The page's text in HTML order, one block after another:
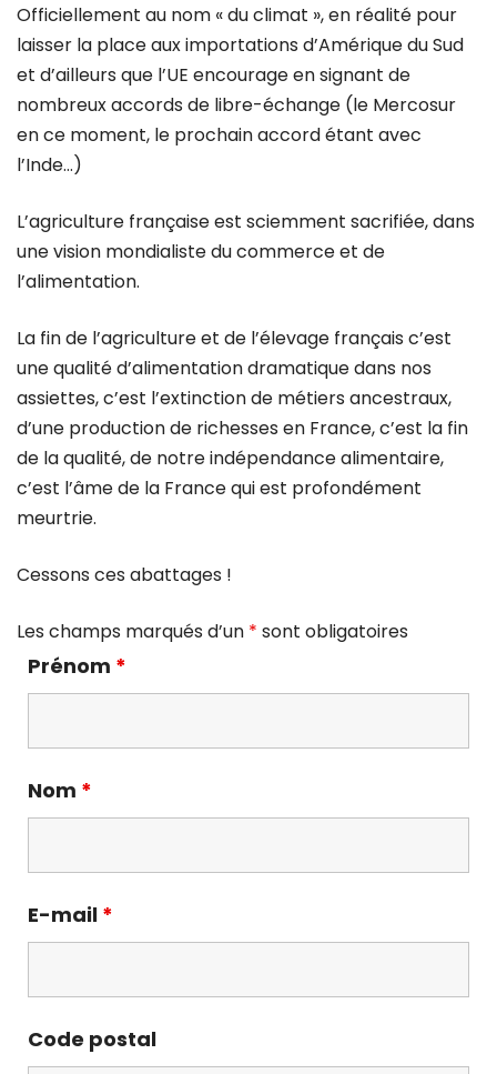
Officiellement au nom « du climat », en réalité pour
laisser la place aux importations d’Amérique du Sud
et d’ailleurs que l’UE encourage en signant de
nombreux accords de libre-échange (le Mercosur
en ce moment, le prochain accord étant avec
l’Inde…)
L’agriculture française est sciemment sacrifiée, dans
une vision mondialiste du commerce et de
l’alimentation.
La fin de l’agriculture et de l’élevage français c’est
une qualité d’alimentation dramatique dans nos
assiettes, c’est l’extinction de métiers ancestraux,
d’une production de richesses en France, c’est la fin
de la qualité, de notre indépendance alimentaire,
c’est l’âme de la France qui est profondément
meurtrie.
Cessons ces abattages !
Les champs marqués d’un * sont obligatoires
Prénom *
Nom *
E-mail *
Code postal